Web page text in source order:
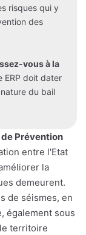
risques qui y
des
vous à la
ERP doit dater
du bail
Prévention
entre l'Etat
la
demeurent.
de séismes, en
également sous
territoire